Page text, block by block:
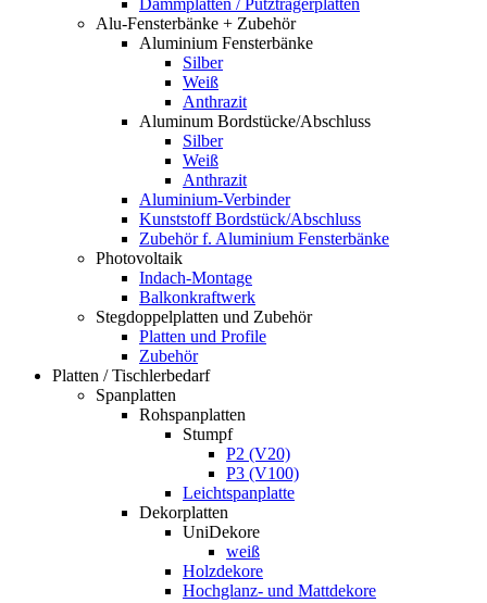
Dämmplatten / Putzträgerplatten
Alu-Fensterbänke + Zubehör
Aluminium Fensterbänke
Silber
Weiß
Anthrazit
Aluminum Bordstücke/Abschluss
Silber
Weiß
Anthrazit
Aluminium-Verbinder
Kunststoff Bordstück/Abschluss
Zubehör f. Aluminium Fensterbänke
Photovoltaik
Indach-Montage
Balkonkraftwerk
Stegdoppelplatten und Zubehör
Platten und Profile
Zubehör
Platten / Tischlerbedarf
Spanplatten
Rohspanplatten
Stumpf
P2 (V20)
P3 (V100)
Leichtspanplatte
Dekorplatten
UniDekore
weiß
Holzdekore
Hochglanz- und Mattdekore